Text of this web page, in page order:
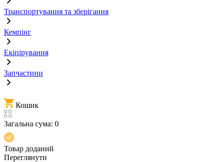
Транспортування та зберігання
Кемпінг
Екіпірування
Запчастини
Кошик
Загальна сума: 0
Товар доданий
Переглянути